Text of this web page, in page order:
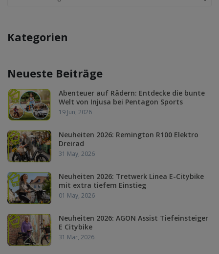
Kategorien
Neueste Beiträge
Abenteuer auf Rädern: Entdecke die bunte
Welt von Injusa bei Pentagon Sports
19 Jun, 2026
Neuheiten 2026: Remington R100 Elektro
Dreirad
31 May, 2026
Neuheiten 2026: Tretwerk Linea E-Citybike
mit extra tiefem Einstieg
01 May, 2026
Neuheiten 2026: AGON Assist Tiefeinsteiger
E Citybike
31 Mar, 2026